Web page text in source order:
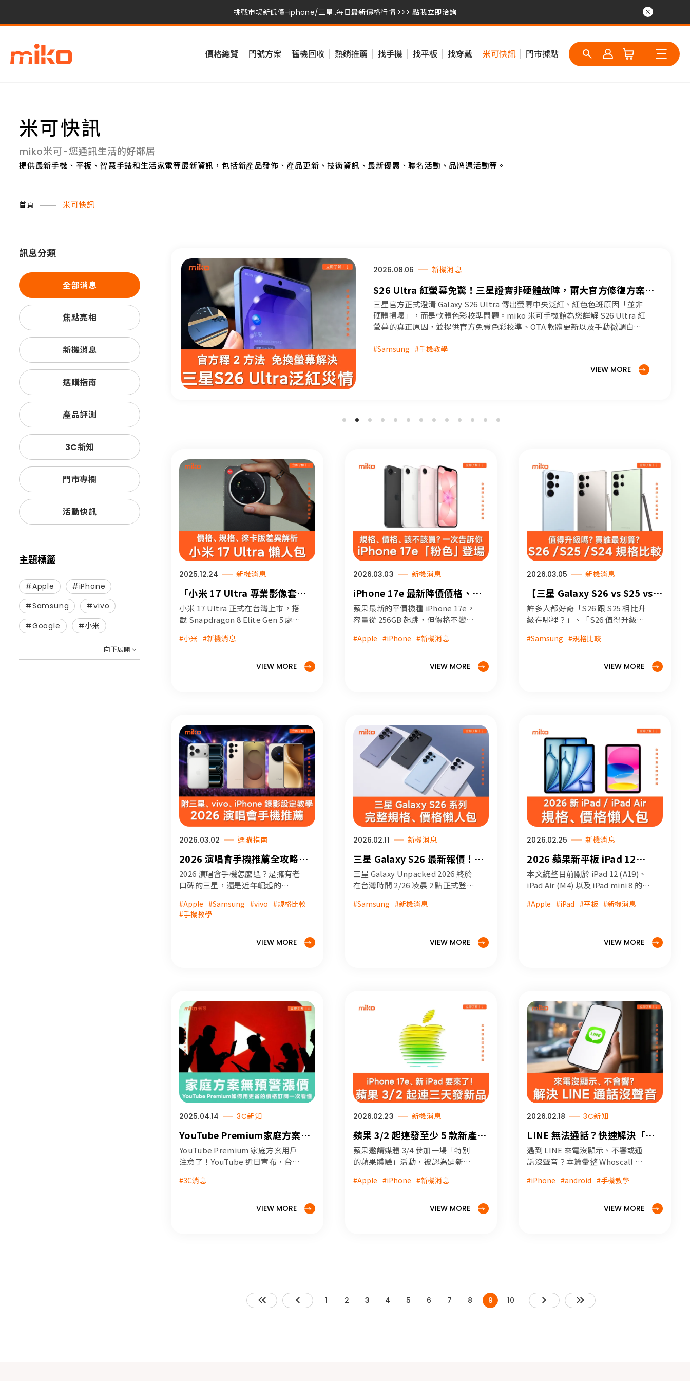
挑戰市場新低價-iphone/三星..每日最新價格行情 >>> 點我立即洽詢
挑戰市場新低價-iphone/三星..每日最新價格行情 >>> 點我立即洽詢
價格總覽 門號方案 舊機回收 熱銷推薦 找手機 找平板 找穿戴 米可快訊 門市據點
米可快訊
miko米可-您通訊生活的好鄰居
提供最新手機、平板、智慧手錶和生活家電等最新資訊，包括新產品發佈、產品更新、技術資訊、最新優惠、聯名活動、品牌週活動等。
首頁 米可快訊
訊息分類
全部消息
焦點亮相
新機消息
選購指南
產品評測
3C新知
門市專欄
活動快訊
主題標籤
#Apple
#iPhone
#Samsung
#vivo
#Google
#小米
向下展開
康升級計畫
健康升級計畫，提供手機與門
手機高價回收，以及備用舊
整理爸爸適用的手機、平板、
樂到日常通訊一次挑選。
VIEW MORE
2026.08.06 新機消息
S26 Ultra 紅螢幕免驚！三星證實非硬體故障，兩大官方修復方案與
暫時自救法全攻略
三星官方正式澄清 Galaxy S26 Ultra 傳出螢幕中央泛紅、紅色色斑原因「並非
硬體損壞」，而是軟體色彩校準問題。miko 米可手機館為您詳解 S26 Ultra 紅
螢幕的真正原因，並提供官方免費色彩校準、OTA 軟體更新以及手動微調白平
#Samsung #手機教學
VIEW MORE
2025.12.24 新機消息
「小米 17 Ultra 專業影像套
裝」開箱實測！徠卡相機讓隨手
拍的照片都像電影畫面 詳細規格
參數、價格與開賣時間總整理
小米 17 Ultra 正式在台灣上市，搭
載 Snapdragon 8 Elite Gen 5 處理
徠卡版本的「Leica Leitzphone
「徠卡相機環」滿足高端攝影玩家
購買最佳時刻
#小米 #新機消息
VIEW MORE
2026.03.03 新機消息
iPhone 17e 最新降價價格、規
格亮點與上市時間總整理 (文內
附 8 月最新報價)
蘋果最新的平價機種 iPhone 17e，
容量從 256GB 起跳，但價格不變。
晶片 C1X，並且加入 MagSafe 磁吸
「嫩粉色」相當亮眼吸睛！
#Apple #iPhone #新機消息
VIEW MORE
2026.03.05 新機消息
【三星 Galaxy S26 vs S25 vs
S24 系列比較懶人包】差在哪
裡？值得升級嗎？買誰最划算？
許多人都好奇「S26 跟 S25 相比升
級在哪裡？」、「S26 值得升級
算？」，本文整理從 S24、S25 到
異，帶你快速了解三代 Galaxy S 系
#Samsung #規格比較
VIEW MORE
2026.03.02 選購指南
2026 演唱會手機推薦全攻略｜
三星 S25 Ultra、vivo X300
Pro、iPhone 拍攝設定教學 (附
2026 全台演唱會資訊)
2026 演唱會手機怎麼選？是擁有老
口碑的三星，還是近年崛起的
Ultra、S24 Ultra 及 X300 Pro、
X200 Pro 的規格差異，還加碼介紹
如何設定演唱會的拍攝模式，文內
#Apple #Samsung #vivo #規格比較
#手機教學
VIEW MORE
2026.02.11 新機消息
三星 Galaxy S26 最新報價！值
得買的 10 大亮點｜規格、價
格、顏色完整比較升級在哪裡？
三星 Galaxy Unpacked 2026 終於
在台灣時間 2/26 凌晨 2 點正式登
S26、Galaxy S26+、Galaxy S26
大家整理的規格及價格重點資訊，
#Samsung #新機消息
VIEW MORE
2026.02.25 新機消息
2026 蘋果新平板 iPad 12
(A19)、iPad Air (M4)、iPad
mini 8 上市時間、規格比較、價
格總整理 (2026/07 更新)
本文統整目前關於 iPad 12 (A19)、
iPad Air (M4) 以及 iPad mini 8 的最
晶片升級、螢幕技術變革以及預測
#Apple #iPad #平板 #新機消息
VIEW MORE
2025.04.14 3C新知
YouTube Premium家庭方案無
預警漲價！如何用更省的價格訂
閱一次看懂
YouTube Premium 家庭方案用戶
注意了！YouTube 近日宣布，台灣
閱費用調漲，Android 與 iOS 平台
引發不少用戶熱議。若你是 iOS 用
#3C消息
VIEW MORE
2026.02.23 新機消息
蘋果 3/2 起連發至少 5 款新產
品，iPhone 17e 即將現身！
蘋果邀請媒體 3/4 參加一場「特別
的蘋果體驗」活動，被認為是新品
更爆料蘋果將從 3/2 開始連三天發
MacBook Pro 等等五種以上新產
#Apple #iPhone #新機消息
VIEW MORE
2026.02.18 3C新知
LINE 無法通話？快速解決「來
電沒顯示」、「電話不會響」、
「通話沒聲音」的問題
遇到 LINE 來電沒顯示、不響或通
話沒聲音？本篇彙整 Whoscall 衝
iPhone 專屬修復等 15 大對策，帶
#iPhone #android #手機教學
VIEW MORE
1 2 3 4 5 6 7 8 9 10